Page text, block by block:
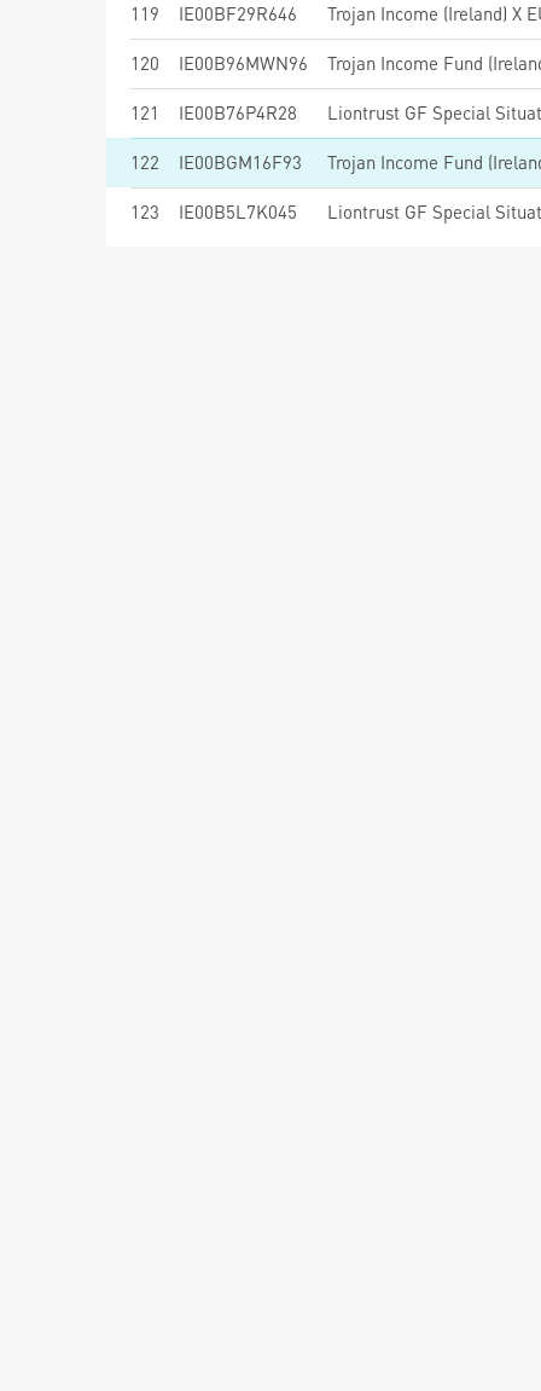
119 IE00BF29R646 Trojan Income (Ireland) X
120 IE00B96MWN96 Trojan Income Fund
121 IE00B76P4R28
122 IE00BGM16F93 Trojan Income Fund
123 IE00B5L7K045